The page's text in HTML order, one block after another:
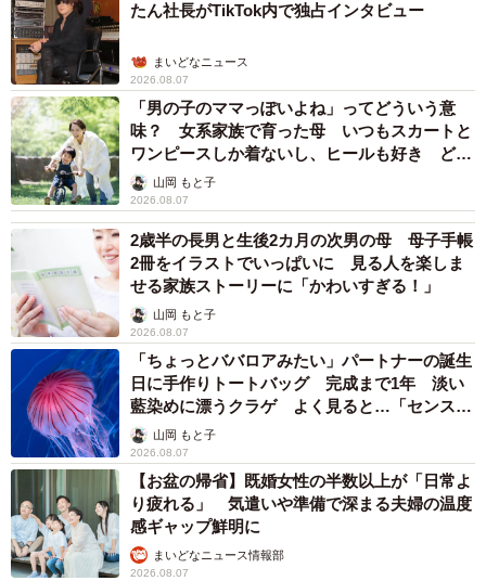
たん社長がTikTok内で独占インタビュー
まいどなニュース
2026.08.07
「男の子のママっぽいよね」ってどういう意
味？ 女系家族で育った母 いつもスカートと
ワンピースしか着ないし、ヒールも好き どの
へんが…
山岡 もと子
2026.08.07
2歳半の長男と生後2カ月の次男の母 母子手帳
2冊をイラストでいっぱいに 見る人を楽しま
せる家族ストーリーに「かわいすぎる！」
山岡 もと子
2026.08.07
「ちょっとババロアみたい」パートナーの誕生
日に手作りトートバッグ 完成まで1年 淡い
藍染めに漂うクラゲ よく見ると…「センスす
ごい」山岡 もと子
2026.08.07
【お盆の帰省】既婚女性の半数以上が「日常よ
り疲れる」 気遣いや準備で深まる夫婦の温度
感ギャップ鮮明に
まいどなニュース情報部
2026.08.07